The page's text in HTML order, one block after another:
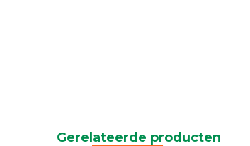
Gerelateerde producten